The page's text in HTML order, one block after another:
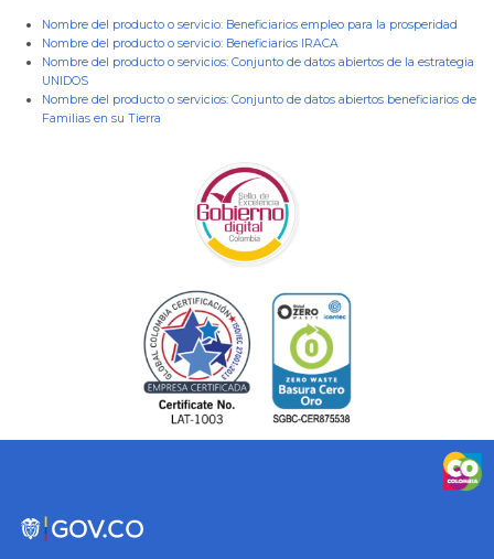
Nombre del producto o servicio: Beneficiarios empleo para la prosperidad
Nombre del producto o servicio: Beneficiarios IRACA
Nombre del producto o servicios: Conjunto de datos abiertos de la estrategia
UNIDOS
Nombre del producto o servicios: Conjunto de datos abiertos beneficiarios de
Familias en su Tierra